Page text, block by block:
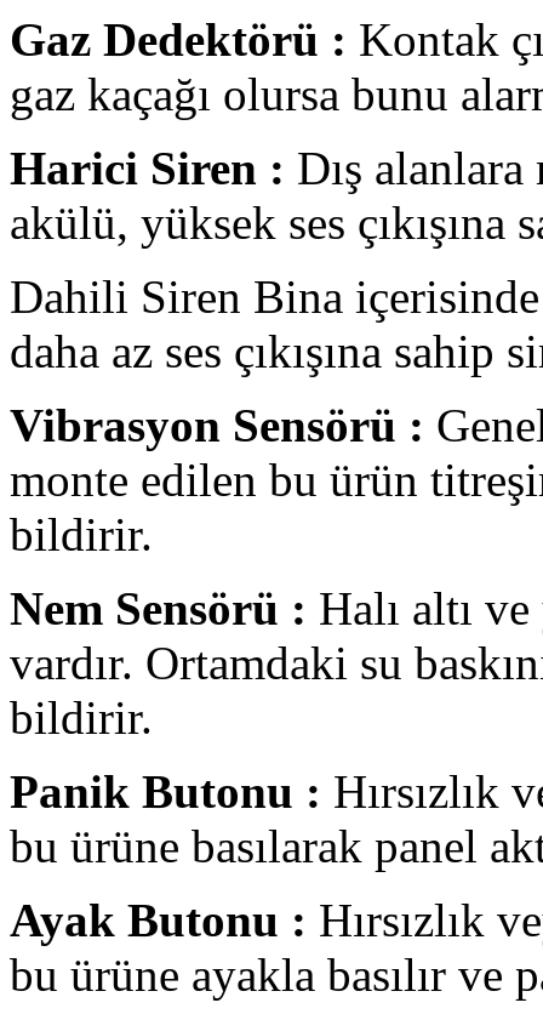
Gaz Dedektörü : Kontak
gaz kaçağı olursa bunu
Harici Siren : Dış
akülü, yüksek ses
Dahili Siren Bina
daha az ses çıkışına sahip
Vibrasyon Sensörü :
monte edilen bu ürün
bildirir.
Nem Sensörü : Halı altı
vardır. Ortamdaki su
bildirir.
Panik Butonu : Hırsızlık
bu ürüne basılarak panel
Ayak Butonu : Hırsızlık
bu ürüne ayakla basılır